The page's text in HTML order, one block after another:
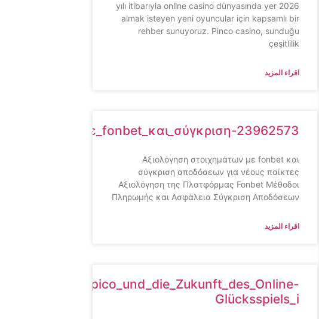
2026 yılı itibarıyla online casino dünyasında yer
almak isteyen yeni oyuncular için kapsamlı bir
rehber sunuyoruz. Pinco casino, sunduğu
çeşitlilik
اقراء المزيد
23962573
Αξιολόγηση στοιχημάτων με fonbet και
σύγκριση αποδόσεων για νέους παίκτες
Αξιολόγηση της Πλατφόρμας Fonbet Μέθοδοι
Πληρωμής και Ασφάλεια Σύγκριση Αποδόσεων
اقراء المزيد
Glücksspiels_i